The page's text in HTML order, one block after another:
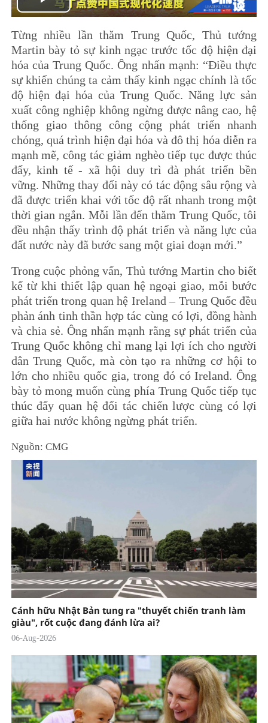
Play
Video
Từng nhiều lần thăm Trung Quốc, Thủ tướng
Martin bày tỏ sự kinh ngạc trước tốc độ hiện đại
hóa của Trung Quốc. Ông nhấn mạnh: “Điều thực
sự khiến chúng ta cảm thấy kinh ngạc chính là tốc
độ hiện đại hóa của Trung Quốc. Năng lực sản
xuất công nghiệp không ngừng được nâng cao, hệ
thống giao thông công cộng phát triển nhanh
chóng, quá trình hiện đại hóa và đô thị hóa diễn ra
mạnh mẽ, công tác giảm nghèo tiếp tục được thúc
đẩy, kinh tế - xã hội duy trì đà phát triển bền
vững. Những thay đổi này có tác động sâu rộng và
đã được triển khai với tốc độ rất nhanh trong một
thời gian ngắn. Mỗi lần đến thăm Trung Quốc, tôi
đều nhận thấy trình độ phát triển và năng lực của
đất nước này đã bước sang một giai đoạn mới.”
Trong cuộc phỏng vấn, Thủ tướng Martin cho biết
kể từ khi thiết lập quan hệ ngoại giao, mỗi bước
phát triển trong quan hệ Ireland – Trung Quốc đều
phản ánh tinh thần hợp tác cùng có lợi, đồng hành
và chia sẻ. Ông nhấn mạnh rằng sự phát triển của
Trung Quốc không chỉ mang lại lợi ích cho người
dân Trung Quốc, mà còn tạo ra những cơ hội to
lớn cho nhiều quốc gia, trong đó có Ireland. Ông
bày tỏ mong muốn cùng phía Trung Quốc tiếp tục
thúc đẩy quan hệ đối tác chiến lược cùng có lợi
giữa hai nước không ngừng phát triển.
Nguồn: CMG
Cánh hữu Nhật Bản tung ra "thuyết chiến tranh làm
giàu", rốt cuộc đang đánh lừa ai?
06-Aug-2026